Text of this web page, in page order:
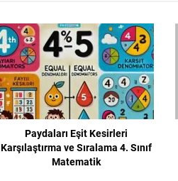
Paydaları Eşit Kesirleri
Karşılaştırma ve Sıralama 4. Sınıf
Matematik